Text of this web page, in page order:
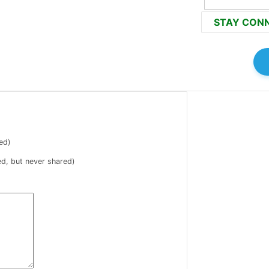
STAY
but never shared)